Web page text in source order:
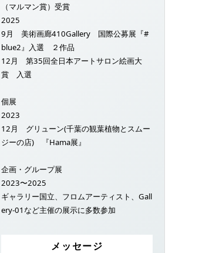
（マルマン賞）受賞
2025
9月 美術画廊410Gallery 国際公募展『#
blue2』入選 ２作品
12月 第35回全日本アートサロン絵画大
賞 入選
個展
2023
12月 グリューン(千葉の観葉植物とスムー
ジーの店) 『Hama展』
企画・グループ展
2023〜2025
ギャラリー国立、フロムアーティスト、Gall
ery-01など主催の展示に多数参加
メッセージ